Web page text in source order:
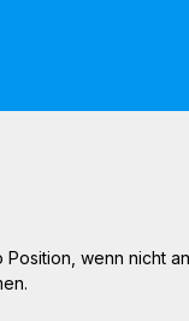
wenn nicht